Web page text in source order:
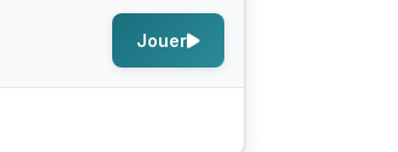
Jouer